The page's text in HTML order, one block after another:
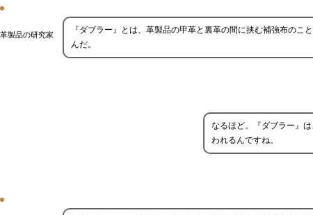
革製品の研究家
『ダブラー』とは、革製品の甲革と裏革の間に挟む補強布の
んだ。
なるほど。『ダブラー』
われるんですね。